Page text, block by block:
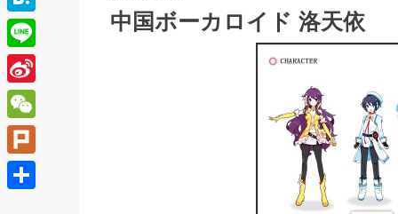
中国ボーカロイド 洛天依
i
t
e
r
a
c
e
b
o
o
k
H
a
t
e
a
L
i
n
e
S
i
n
a
W
e
C
P